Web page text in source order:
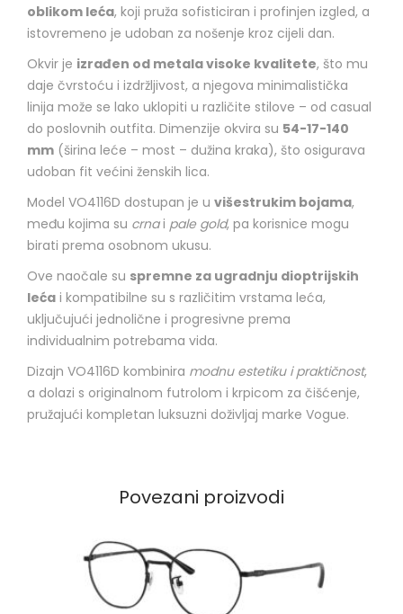
oblikom leća, koji pruža sofisticiran i profinjen izgled, a
istovremeno je udoban za nošenje kroz cijeli dan.
Okvir je izrađen od metala visoke kvalitete, što mu
daje čvrstoću i izdržljivost, a njegova minimalistička
linija može se lako uklopiti u različite stilove – od casual
do poslovnih outfita. Dimenzije okvira su 54-17-140
mm (širina leće – most – dužina kraka), što osigurava
udoban fit većini ženskih lica.
Model VO4116D dostupan je u višestrukim bojama,
među kojima su crnai pale gold, pa korisnice mogu
birati prema osobnom ukusu.
Ove naočale su spremne za ugradnju dioptrijskih
leća i kompatibilne su s različitim vrstama leća,
uključujući jednolične i progresivne prema
individualnim potrebama vida.
Dizajn VO4116D kombinira modnu estetiku i praktičnost,
a dolazi s originalnom futrolom i krpicom za čišćenje,
pružajući kompletan luksuzni doživljaj marke Vogue.
Povezani proizvodi